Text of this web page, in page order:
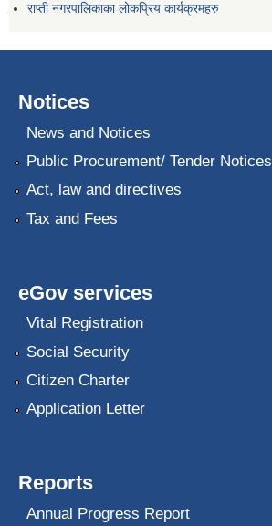
राप्ती नगरपालिकाका लोकप्रिय कार्यक्रमहरु
Notices
News and Notices
Public Procurement/ Tender Notices
Act, law and directives
Tax and Fees
eGov services
Vital Registration
Social Security
Citizen Charter
Application Letter
Reports
Annual Progress Report